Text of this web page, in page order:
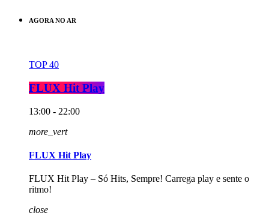
AGORA NO AR
TOP 40
FLUX Hit Play
13:00 - 22:00
more_vert
FLUX Hit Play
FLUX Hit Play – Só Hits, Sempre! Carrega play e sente o
ritmo!
close